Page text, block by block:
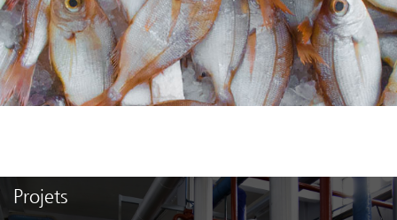
Projets